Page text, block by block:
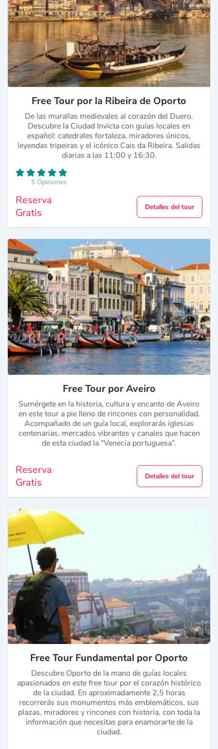
Free Tour por la Ribeira de Oporto
De las murallas medievales al corazón del Duero.
Descubre la Ciudad Invicta con guías locales en
español: catedrales fortaleza, miradores únicos,
leyendas tripeiras y el icónico Cais da Ribeira. Salidas
diarias a las 11:00 y 16:30.
5 Opiniones
Reserva
Gratis
Detalles del tour
Free Tour por Aveiro
Sumérgete en la historia, cultura y encanto de Aveiro
en este tour a pie lleno de rincones con personalidad.
Acompañado de un guía local, explorarás iglesias
centenarias, mercados vibrantes y canales que hacen
de esta ciudad la “Venecia portuguesa”.
Reserva
Gratis
Detalles del tour
Free Tour Fundamental por Oporto
Descubre Oporto de la mano de guías locales
apasionados en este free tour por el corazón histórico
de la ciudad. En aproximadamente 2,5 horas
recorrerás sus monumentos más emblemáticos, sus
plazas, miradores y rincones con historia, con toda la
información que necesitas para enamorarte de la
ciudad.